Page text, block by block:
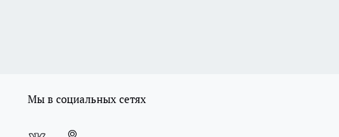
Мы в социальных сетях